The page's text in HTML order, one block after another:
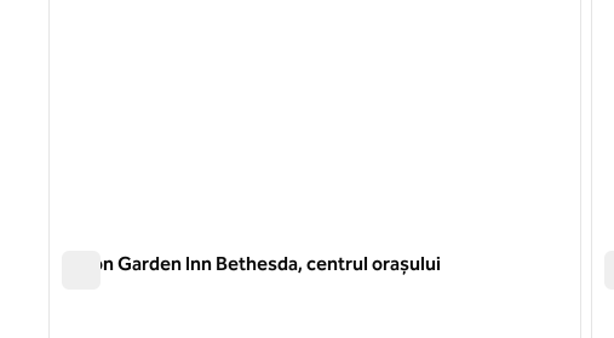
Hilton Garden Inn Bethesda, centrul orașului